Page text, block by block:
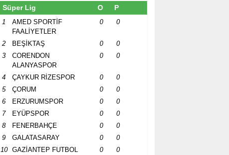
Süper Lig O P
1
AMED SPORTİF
FAALİYETLER
0 0
2 BEŞİKTAŞ 0
0
3
CORENDON
ALANYASPOR
0 0
4 ÇAYKUR RİZESPOR 0
0
5
ÇORUM 0
0
6
ERZURUMSPOR 0
0
7
EYÜPSPOR 0
0
8
FENERBAHÇE 0
0
9
GALATASARAY 0
0
10
GAZİANTEP FUTBOL
0 0